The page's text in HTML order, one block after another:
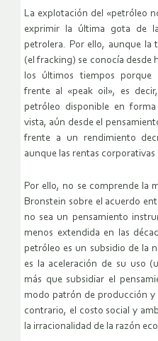
La explotación del «petróleo
exprimir la última gota de
petrolera. Por ello, aunque la
(el fracking) se conocía desde
los últimos tiempos porque
frente al «peak oil», es
petróleo disponible en
vista, aún desde el
frente a un rendimiento
aunque las rentas corporativas
Por ello, no se comprende la
Bronstein sobre el acuerdo
no sea un pensamiento
menos extendida en las
petróleo es un subsidio de la
es la aceleración de su uso
más que subsidiar el
modo patrón de producción y
contrario, el costo social y
la irracionalidad de la razón